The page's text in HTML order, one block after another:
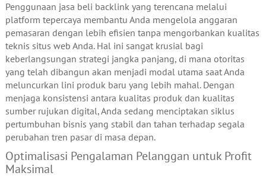
Penggunaan jasa beli backlink yang terencana melalui
platform tepercaya membantu Anda mengelola anggaran
pemasaran dengan lebih efisien tanpa mengorbankan kualitas
teknis situs web Anda. Hal ini sangat krusial bagi
keberlangsungan strategi jangka panjang, di mana otoritas
yang telah dibangun akan menjadi modal utama saat Anda
meluncurkan lini produk baru yang lebih mahal. Dengan
menjaga konsistensi antara kualitas produk dan kualitas
sumber rujukan digital, Anda sedang menciptakan siklus
pertumbuhan bisnis yang stabil dan tahan terhadap segala
perubahan tren pasar di masa depan.
Optimalisasi Pengalaman Pelanggan untuk Profit
Maksimal